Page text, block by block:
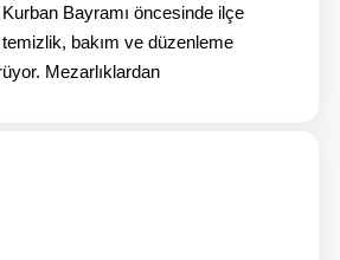
Bayramı öncesinde ilçe
bakım ve düzenleme
Mezarlıklardan